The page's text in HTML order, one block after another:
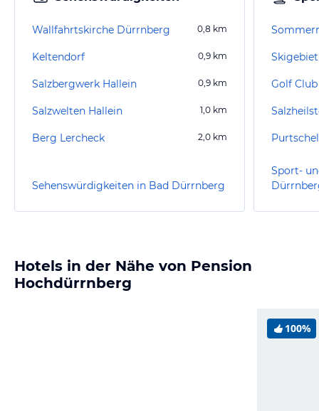
Wallfahrtskirche Dürrnberg 0,8 km
Keltendorf 0,9 km
Salzbergwerk Hallein 0,9 km
Salzwelten Hallein 1,0 km
Berg Lercheck 2,0 km
Sehenswürdigkeiten in Bad Dürrnberg
Golf
Sport-
Hotels in der Nähe von Pension
Hochdürrnberg
100%